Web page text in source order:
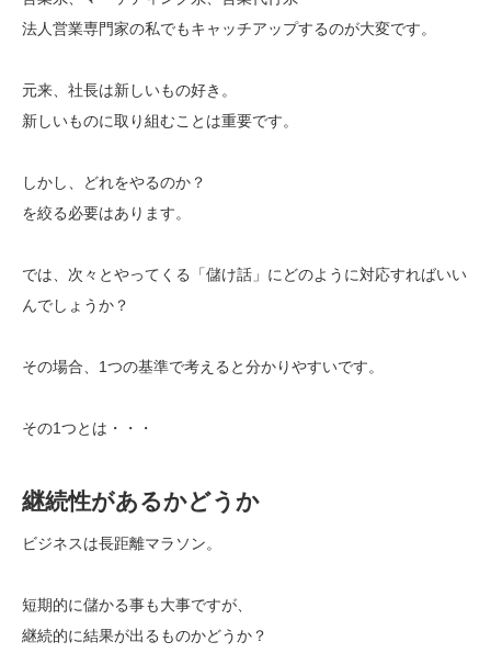
法人営業専門家の私でもキャッチアップするのが大変です。
元来、社長は新しいもの好き。
新しいものに取り組むことは重要です。
しかし、どれをやるのか？
を絞る必要はあります。
では、次々とやってくる「儲け話」にどのように対応すればいい
んでしょうか？
その場合、1つの基準で考えると分かりやすいです。
その1つとは・・・
継続性があるかどうか
ビジネスは長距離マラソン。
短期的に儲かる事も大事ですが、
継続的に結果が出るものかどうか？